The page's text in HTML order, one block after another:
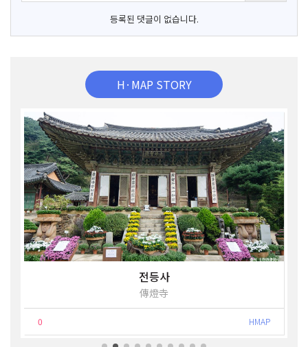
등록된 댓글이 없습니다.
H·MAP STORY
전등사
傳燈寺
0 HMAP